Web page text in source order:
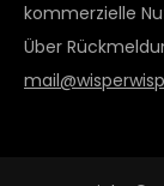
kommerzielle
Über